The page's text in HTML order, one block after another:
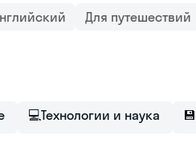
Для путешествий
💻Технологии и наука 💾